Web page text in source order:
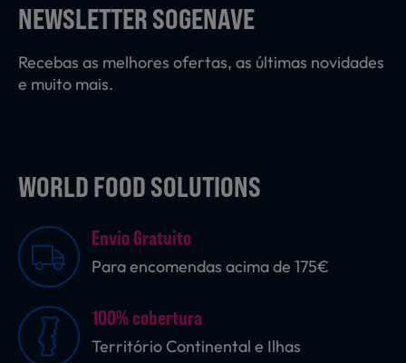
Mercearia
Nutrição Clínica
Bebidas e Garrafeira
Produtos Vegetarianos
NEWSLETTER SOGENAVE
Recebas as melhores ofertas, as últimas novidades
e muito mais.
WORLD FOOD SOLUTIONS
Envio Gratuito
Para encomendas acima de 175€
100% cobertura
Território Continental e Ilhas